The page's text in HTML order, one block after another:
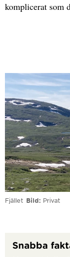
komplicerat som
Fjället Bild Privat
Snabba